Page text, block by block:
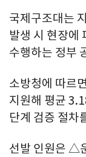
국제구조대는
발생 시 현장에
수행하는 정부
소방청에 따르
지원해 평균
단계 검증 절차
선발 인원은 △